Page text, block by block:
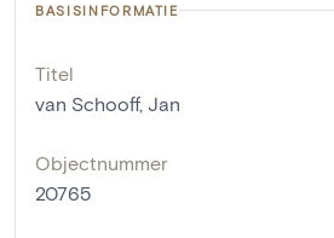
BASISINFORMATIE
Titel
van Schooff, Jan
Objectnummer
20765